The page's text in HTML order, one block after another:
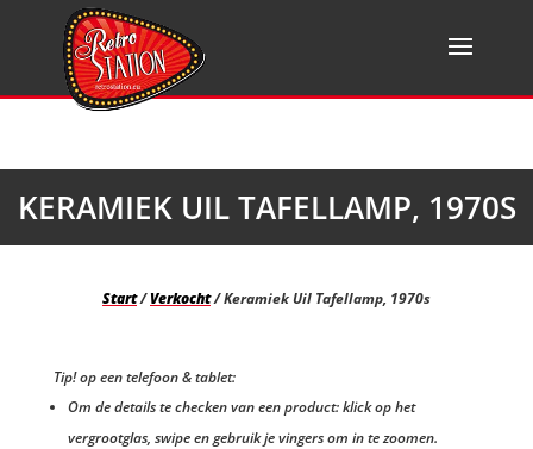
KERAMIEK UIL TAFELLAMP, 1970S
Start/Verkocht/ Keramiek Uil Tafellamp, 1970s
Tip! op een telefoon & tablet:
Om de details te checken van een product: klick op het
vergrootglas, swipe en gebruik je vingers om in te zoomen.